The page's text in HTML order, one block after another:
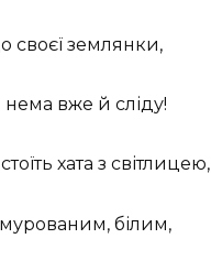
своєї землянки,
вже й сліду!
хата з світлицею,
білим,